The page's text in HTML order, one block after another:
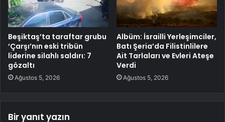
Beşiktaş’ta taraftar grubu
‘Çarşı’nın eski tribün
liderine silahlı saldırı: 7
gözaltı
Ağustos 5, 2026
Albüm: İsrailli Yerleşimciler,
Batı Şeria’da Filistinlilere
Ait Tarlaları ve Evleri Ateşe
Verdi
Ağustos 5, 2026
Bir yanıt yazın